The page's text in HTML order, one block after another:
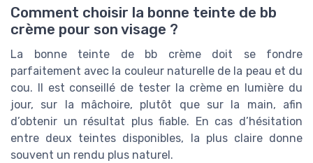
Comment choisir la bonne teinte de bb
crème pour son visage ?
La bonne teinte de bb crème doit se fondre
parfaitement avec la couleur naturelle de la peau et du
cou. Il est conseillé de tester la crème en lumière du
jour, sur la mâchoire, plutôt que sur la main, afin
d’obtenir un résultat plus fiable. En cas d’hésitation
entre deux teintes disponibles, la plus claire donne
souvent un rendu plus naturel.